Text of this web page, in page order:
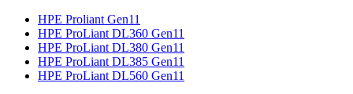
HPE Proliant Gen11
HPE ProLiant DL360 Gen11
HPE ProLiant DL380 Gen11
HPE ProLiant DL385 Gen11
HPE ProLiant DL560 Gen11